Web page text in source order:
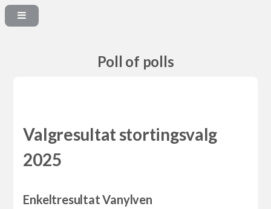
Poll of polls
Valgresultat stortingsvalg
2025
Enkeltresultat Vanylven